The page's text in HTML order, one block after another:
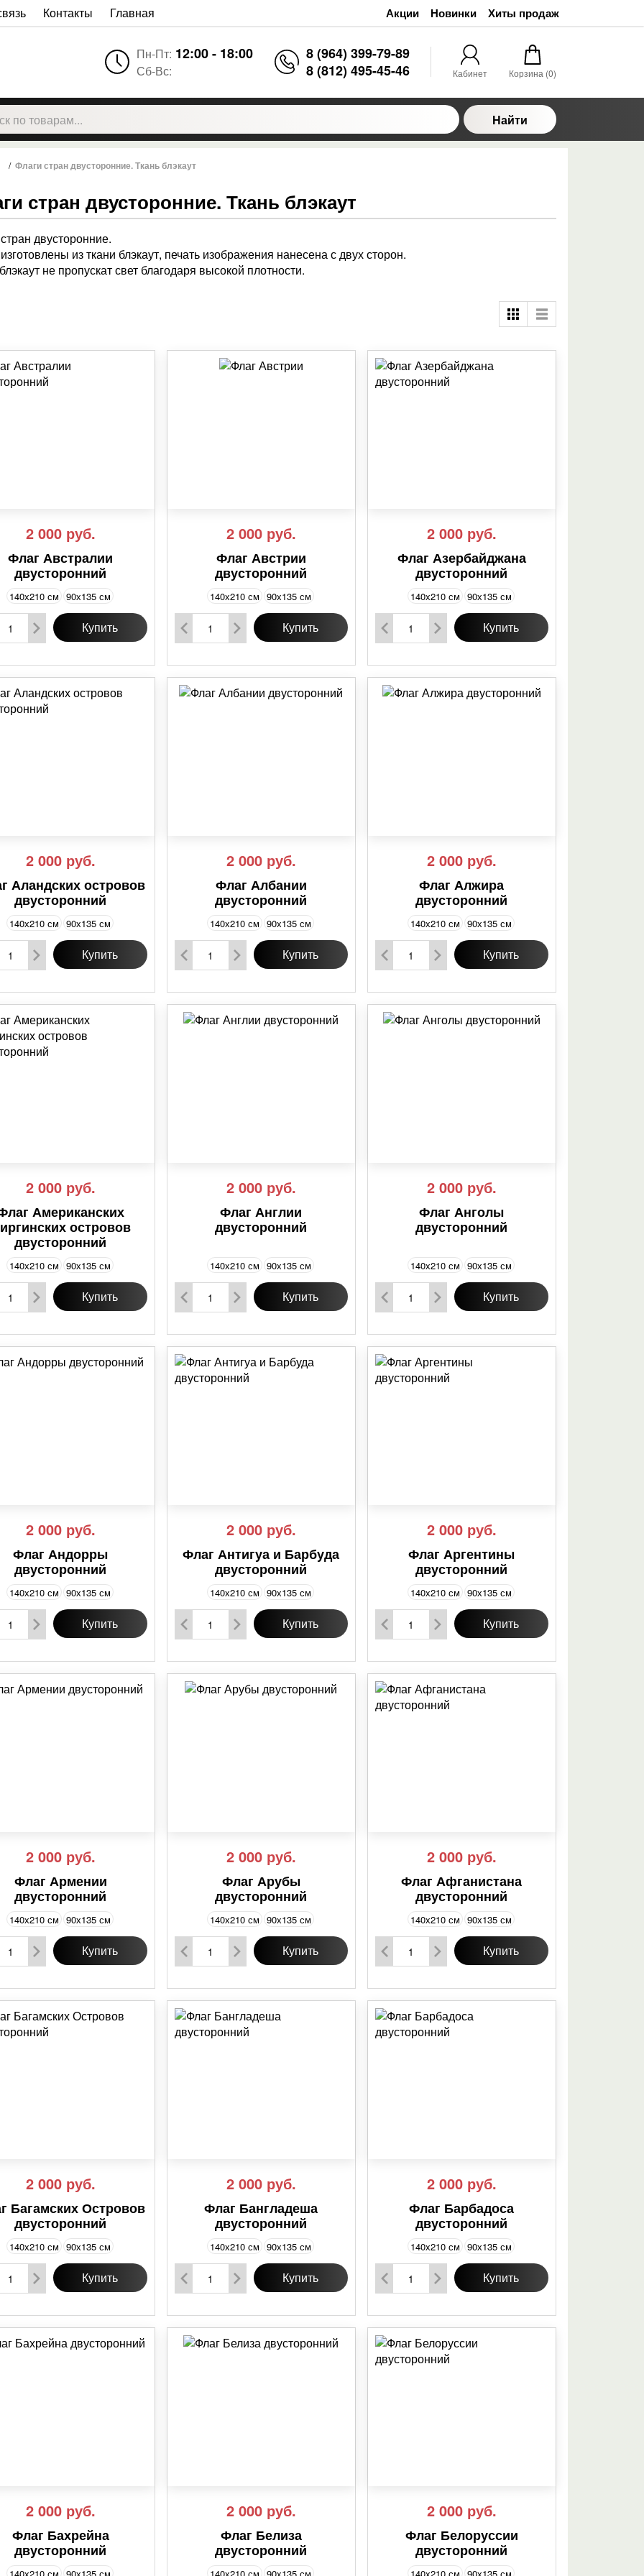
Контакты Главная Акции Новинки Хиты продаж
Пн-Пт: 12:00 - 18:00
Сб-Вс:
8 (964) 399-79-89
8 (812) 495-45-46
Кабинет Корзина (0)
Найти
/ Флаги стран двусторонние. Ткань блэкаут
стран двусторонние. Ткань блэкаут
двусторонние.
из ткани блэкаут, печать изображения нанесена с двух сторон.
не пропускат свет благодаря высокой плотности.
2 000 руб.
Флаг Австралии
двусторонний
140х210 см 90х135 см
Купить
2 000 руб.
Флаг Австрии
двусторонний
140х210 см 90х135 см
Купить
2 000 руб.
Флаг Азербайджана
двусторонний
140х210 см 90х135 см
Купить
2 000 руб.
Аландских островов
двусторонний
140х210 см 90х135 см
Купить
2 000 руб.
Флаг Албании
двусторонний
140х210 см 90х135 см
Купить
2 000 руб.
Флаг Алжира
двусторонний
140х210 см 90х135 см
Купить
2 000 руб.
Американских
островов
двусторонний
140х210 см 90х135 см
Купить
2 000 руб.
Флаг Англии
двусторонний
140х210 см 90х135 см
Купить
2 000 руб.
Флаг Анголы
двусторонний
140х210 см 90х135 см
Купить
2 000 руб.
Флаг Андорры
двусторонний
140х210 см 90х135 см
Купить
2 000 руб.
Флаг Антигуа и Барбуда
двусторонний
140х210 см 90х135 см
Купить
2 000 руб.
Флаг Аргентины
двусторонний
140х210 см 90х135 см
Купить
2 000 руб.
Флаг Армении
двусторонний
140х210 см 90х135 см
Купить
2 000 руб.
Флаг Арубы
двусторонний
140х210 см 90х135 см
Купить
2 000 руб.
Флаг Афганистана
двусторонний
140х210 см 90х135 см
Купить
2 000 руб.
Багамских Островов
двусторонний
140х210 см 90х135 см
Купить
2 000 руб.
Флаг Бангладеша
двусторонний
140х210 см 90х135 см
Купить
2 000 руб.
Флаг Барбадоса
двусторонний
140х210 см 90х135 см
Купить
2 000 руб.
Флаг Бахрейна
двусторонний
2 000 руб.
Флаг Белиза
двусторонний
2 000 руб.
Флаг Белоруссии
двусторонний